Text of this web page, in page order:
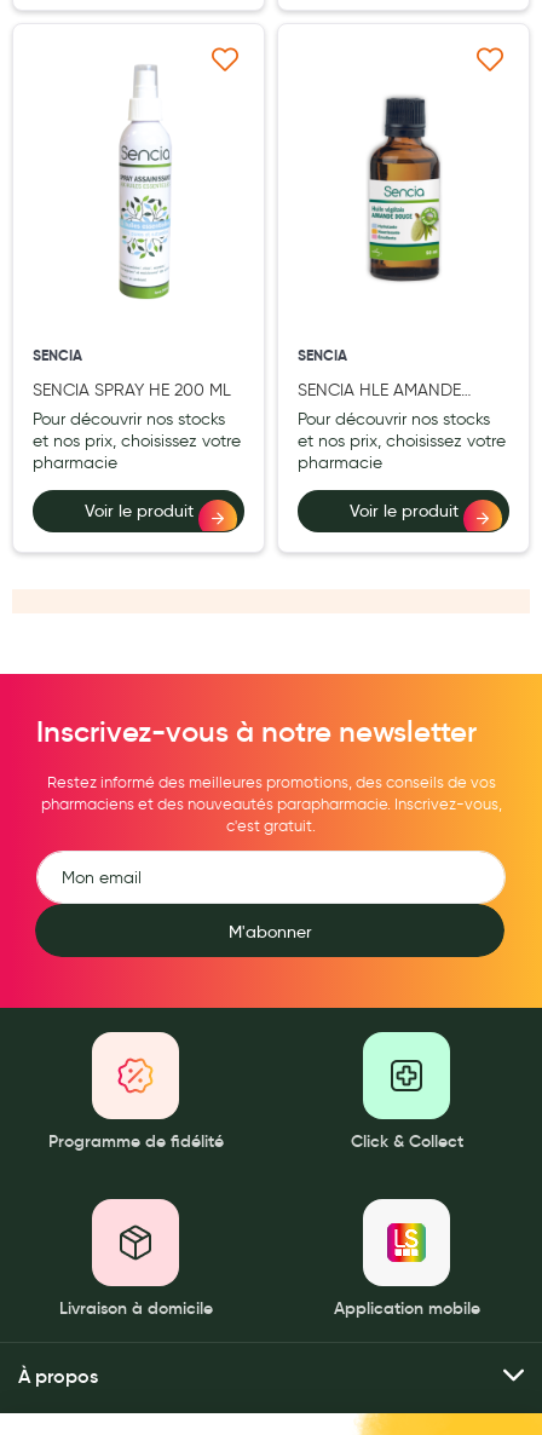
Gemmothérapie
Voies respiratoires
Oligothérapie
Compléments alimentaires
Médicaments et Santé
Premiers soins
Hygiène nasale
Antibactériens
Nutrition clinique
Anti-poux
Contactologie
Soins ORL
Douleurs articulaires et musculaires
Incontinence
Protections auditives
Lunettes
Matériel medical
SENCIA
SENCIA SPRAY HE 200 ML
Pour découvrir nos stocks
et nos prix, choisissez votre
pharmacie
Voir le produit
Ajouter à ma liste d’envie
SENCIA
SENCIA HLE AMANDE
DOUCE 50 ML
Pour découvrir nos stocks
et nos prix, choisissez votre
pharmacie
Voir le produit
Ajouter à ma liste
Inscrivez-vous à notre newsletter
Restez informé des meilleures promotions, des conseils de vos
pharmaciens et des nouveautés parapharmacie. Inscrivez-vous,
c'est gratuit.
M'abonner
Programme de fidélité Click & Collect
Livraison à domicile Application mobile
À propos
Qui sommes-nous ?